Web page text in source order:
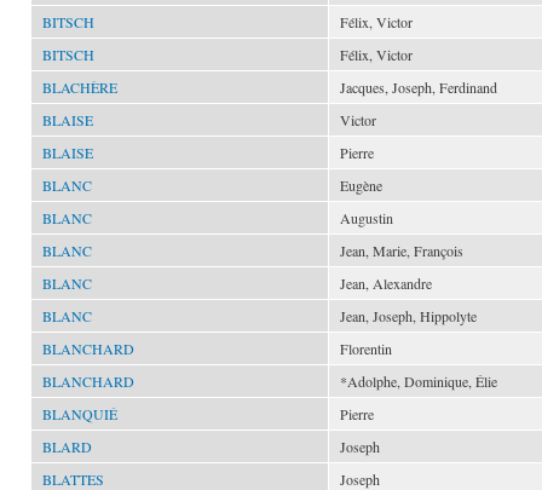
BITSCH
Félix, Victor
BITSCH
Félix, Victor
BLACHÈRE
Jacques, Joseph, Ferdinand
BLAISE
Victor
BLAISE
Pierre
BLANC
Eugène
BLANC
Augustin
BLANC
Jean, Marie, François
BLANC
Jean, Alexandre
BLANC
Jean, Joseph, Hippolyte
BLANCHARD
Florentin
BLANCHARD
*Adolphe, Dominique, Élie
BLANQUIÉ
Pierre
BLARD
Joseph
BLATTES
Joseph